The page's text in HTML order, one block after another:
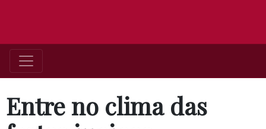
Entre no clima das